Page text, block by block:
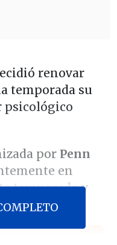
renovar
temporada su
psicológico
por Penn
en
temporada y